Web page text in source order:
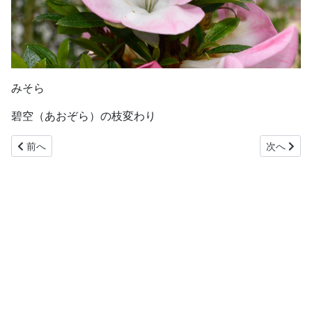
みそら
碧空（あおぞら）の枝変わり
前の記事へ: 美春
前へ 次の記事
次へ